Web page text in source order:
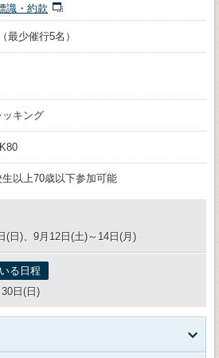
識・約款
最少催行5名）
ッキング
生以上70歳以下参加可能
(日)、9月12日(土)～14日(月)
る日程
日(日)